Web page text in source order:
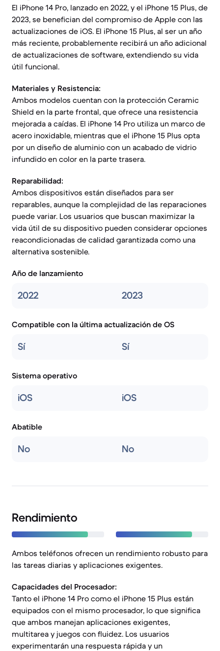
El iPhone 14 Pro, lanzado en 2022, y el iPhone 15 Plus, de
2023, se benefician del compromiso de Apple con las
actualizaciones de iOS. El iPhone 15 Plus, al ser un año
más reciente, probablemente recibirá un año adicional
de actualizaciones de software, extendiendo su vida
útil funcional.
Materiales y Resistencia:
Ambos modelos cuentan con la protección Ceramic
Shield en la parte frontal, que ofrece una resistencia
mejorada a caídas. El iPhone 14 Pro utiliza un marco de
acero inoxidable, mientras que el iPhone 15 Plus opta
por un diseño de aluminio con un acabado de vidrio
infundido en color en la parte trasera.
Reparabilidad:
Ambos dispositivos están diseñados para ser
reparables, aunque la complejidad de las reparaciones
puede variar. Los usuarios que buscan maximizar la
vida útil de su dispositivo pueden considerar opciones
reacondicionadas de calidad garantizada como una
alternativa sostenible.
Año de lanzamiento
2022 2023
Compatible con la última actualización de OS
Sí Sí
Sistema operativo
iOS iOS
Abatible
No No
Rendimiento
Ambos teléfonos ofrecen un rendimiento robusto para
las tareas diarias y aplicaciones exigentes.
Capacidades del Procesador:
Tanto el iPhone 14 Pro como el iPhone 15 Plus están
equipados con el mismo procesador, lo que significa
que ambos manejan aplicaciones exigentes,
multitarea y juegos con fluidez. Los usuarios
experimentarán una respuesta rápida y un